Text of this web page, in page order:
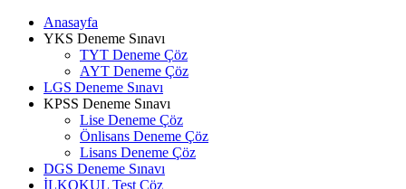
Anasayfa
YKS Deneme Sınavı
TYT Deneme Çöz
AYT Deneme Çöz
LGS Deneme Sınavı
KPSS Deneme Sınavı
Lise Deneme Çöz
Önlisans Deneme Çöz
Lisans Deneme Çöz
DGS Deneme Sınavı
İLKOKUL Test Çöz